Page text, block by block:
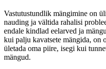
Vastutustundlik mängimine on
nauding ja vältida rahalisi
endale kindlad eelarved ja
kui palju kavatsete mängida, on
ületada oma piire, isegi kui
mängud.